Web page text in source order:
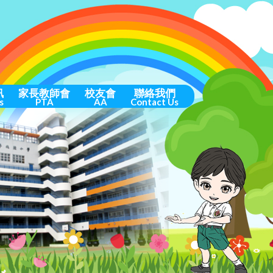
家長教師會
PTA
校友會
AA
聯絡我們
Contact Us